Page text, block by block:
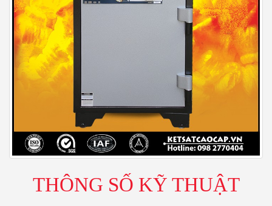
THÔNG SỐ KỸ THUẬT